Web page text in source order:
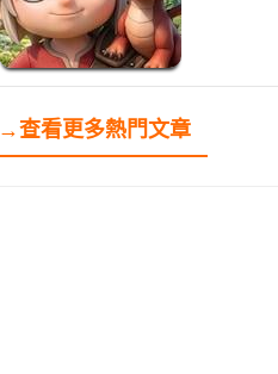
→查看更多熱門文章